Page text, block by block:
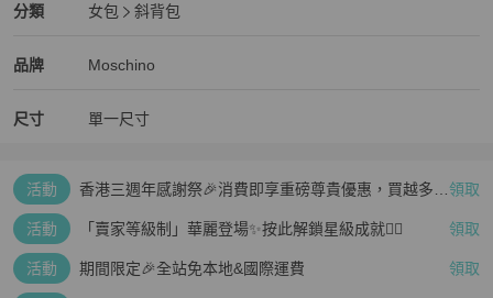
分類
Moschino 女包分類資訊
女包
斜背包
品牌
Moschino 精品女包品牌介紹
Moschino
Moschino 推薦清單
尺寸 單一尺寸
活動
香港三週年感謝祭🎉消費即享重磅尊貴優惠，買越多、 領取
活動 「賣家等級制」華麗登場✨按此解鎖星級成就👆🏻 領取
活動 期間限定🎉全站免本地&國際運費 領取